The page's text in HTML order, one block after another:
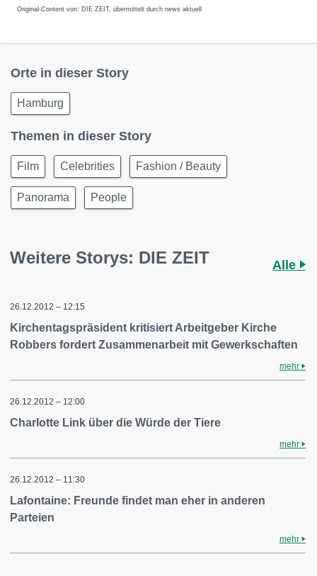
Original-Content von: DIE ZEIT, übermittelt durch news aktuell
Orte in dieser Story
Hamburg
Themen in dieser Story
Film Celebrities Fashion / Beauty
Panorama People
Weitere Storys: DIE ZEIT Alle
26.12.2012 – 12:15
Kirchentagspräsident kritisiert Arbeitgeber Kirche
Robbers fordert Zusammenarbeit mit Gewerkschaften
mehr
26.12.2012 – 12:00
Charlotte Link über die Würde der Tiere
mehr
26.12.2012 – 11:30
Lafontaine: Freunde findet man eher in anderen
Parteien
mehr